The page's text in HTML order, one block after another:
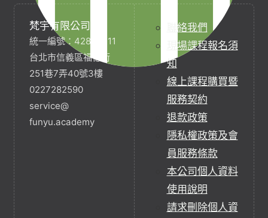
梵宇有限公司
統一編號：42854211
台北市信義區福德街
251巷7弄40號3樓
0227282590
service@
funyu.academy
聯絡我們
現場課程報名須
知
線上課程購買暨
服務契約
退款政策
隱私權政策及會
員服務條款
本公司個人資料
使用說明
請求刪除個人資